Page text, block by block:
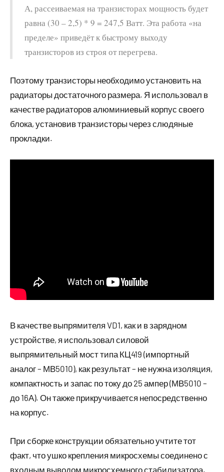
А, рассеиваемая на транзисторах мощность будет
равна (30 – 2,5) * 9 = 247,5 Ватт. Эта работа «на
пределе» приведёт к быстрому выходу
транзисторов из строя от перегрева.
Поэтому транзисторы необходимо установить на
радиаторы достаточного размера. Я использовал в
качестве радиаторов алюминиевый корпус своего
блока, установив транзисторы через слюдяные
прокладки.
В качестве выпрямителя VD1, как и в зарядном
устройстве, я использовал силовой
выпрямительный мост типа КЦ419 (импортный
аналог – МВ5010), как результат – не нужна изоляция,
компактность и запас по току до 25 ампер (МВ5010 –
до 16А). Он также прикручивается непосредственно
на корпус.
При сборке конструкции обязательно учтите тот
факт, что ушко крепления микросхемы соединено с
входным выводом микросхемного стабилизатора.